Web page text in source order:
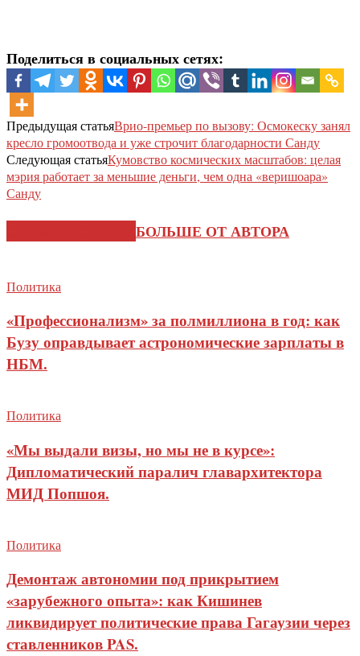
Поделиться в социальных сетях:
Предыдущая статьяВрио-премьер по вызову: Осмокеску занял
кресло громоотвода и уже строчит благодарности Санду
Следующая статьяКумовство космических масштабов: целая
мэрия работает за меньшие деньги, чем одна «веришоара»
Санду
БОЛЬШЕ ОТ АВТОРА
Политика
«Профессионализм» за полмиллиона в год: как
Бузу оправдывает астрономические зарплаты в
НБМ.
Политика
«Мы выдали визы, но мы не в курсе»:
Дипломатический паралич главархитектора
МИД Попшоя.
Политика
Демонтаж автономии под прикрытием
«зарубежного опыта»: как Кишинев
ликвидирует политические права Гагаузии через
ставленников PAS.